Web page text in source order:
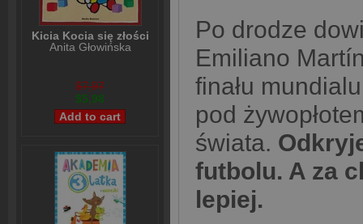
Kicia Kocia się złości
Anita Głowińska
$7,97
$5,98
Po drodze
Emiliano
finału
pod
świata.
futbolu. A za
lepiej.